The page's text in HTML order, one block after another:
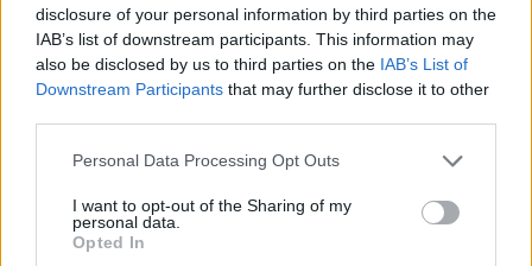
disclosure of your personal information by third parties on the
IAB’s list of downstream participants. This information may
also be disclosed by us to third parties on the IAB’s List of
Downstream Participants that may further disclose it to other
Personal Data Processing Opt Outs
I want to opt-out of the Sharing of my
personal data.
Opted In